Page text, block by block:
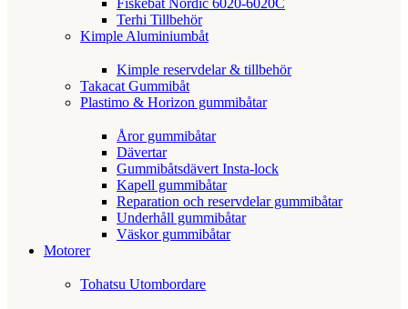
Fiskebåt Nordic 6020-6020C
Terhi Tillbehör
Kimple Aluminiumbåt
Kimple reservdelar & tillbehör
Takacat Gummibåt
Plastimo & Horizon gummibåtar
Åror gummibåtar
Dävertar
Gummibåtsdävert Insta-lock
Kapell gummibåtar
Reparation och reservdelar gummibåtar
Underhåll gummibåtar
Väskor gummibåtar
Motorer
Tohatsu Utombordare